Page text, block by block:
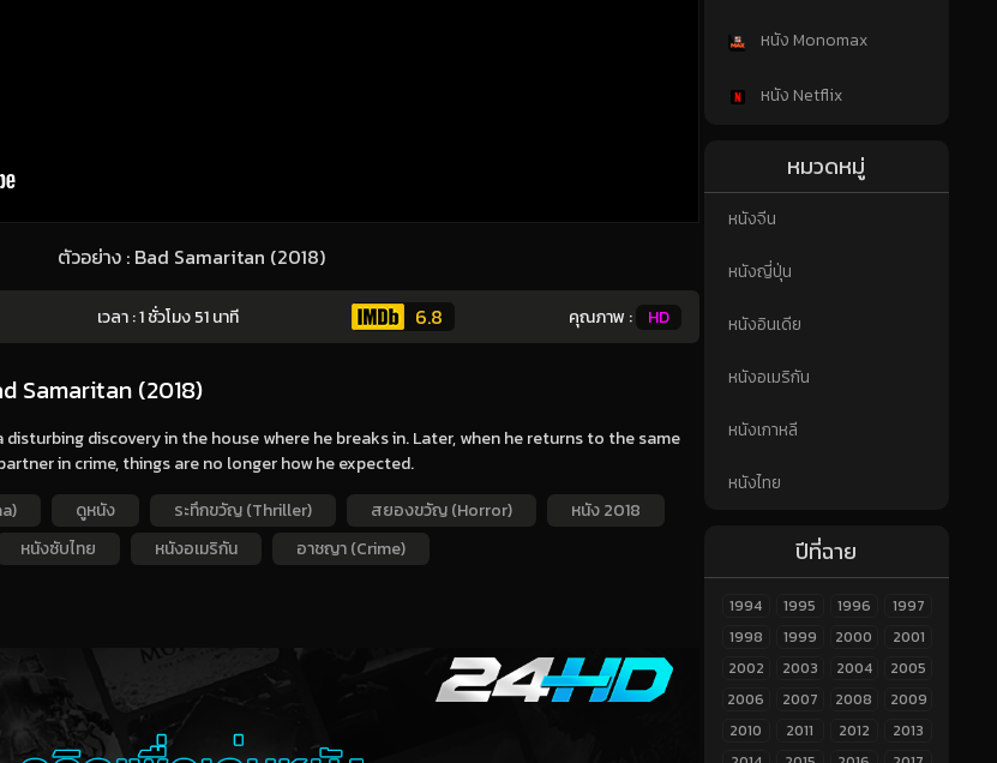
ตัวอย่าง : Bad Samaritan (2018)
เวลา : 1 ชั่วโมง 51 นาที 6.8 คุณภาพ : HD
Samaritan (2018)
discovery in the house where he breaks in. Later, when he returns to the same
in crime, things are no longer how he expected.
ดูหนัง ระทึกขวัญ (Thriller) สยองขวัญ (Horror)
หนัง 2018
หนังซับไทย หนังอเมริกัน อาชญา (Crime)
หนัง Monomax
หนัง Netflix
หมวดหมู่
หนังจีน
หนังญี่ปุ่น
หนังอินเดีย
หนังอเมริกัน
หนังเกาหลี
หนังไทย
ปีที่ฉาย
1994 1995 1996
1997
1998
1999 2000
2001
2002
2003 2004
2005
2006
2007 2008
2009
2010
2011 2012
2013